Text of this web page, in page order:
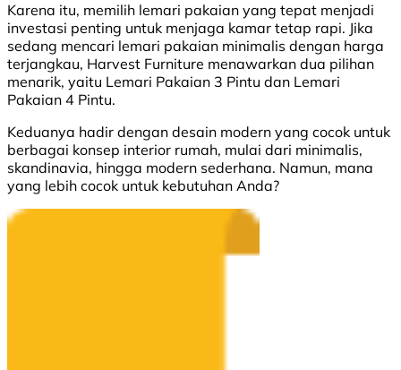
Karena itu, memilih lemari pakaian yang tepat menjadi
investasi penting untuk menjaga kamar tetap rapi. Jika
sedang mencari lemari pakaian minimalis dengan harga
terjangkau, Harvest Furniture menawarkan dua pilihan
menarik, yaitu Lemari Pakaian 3 Pintu dan Lemari
Pakaian 4 Pintu.
Keduanya hadir dengan desain modern yang cocok untuk
berbagai konsep interior rumah, mulai dari minimalis,
skandinavia, hingga modern sederhana. Namun, mana
yang lebih cocok untuk kebutuhan Anda?